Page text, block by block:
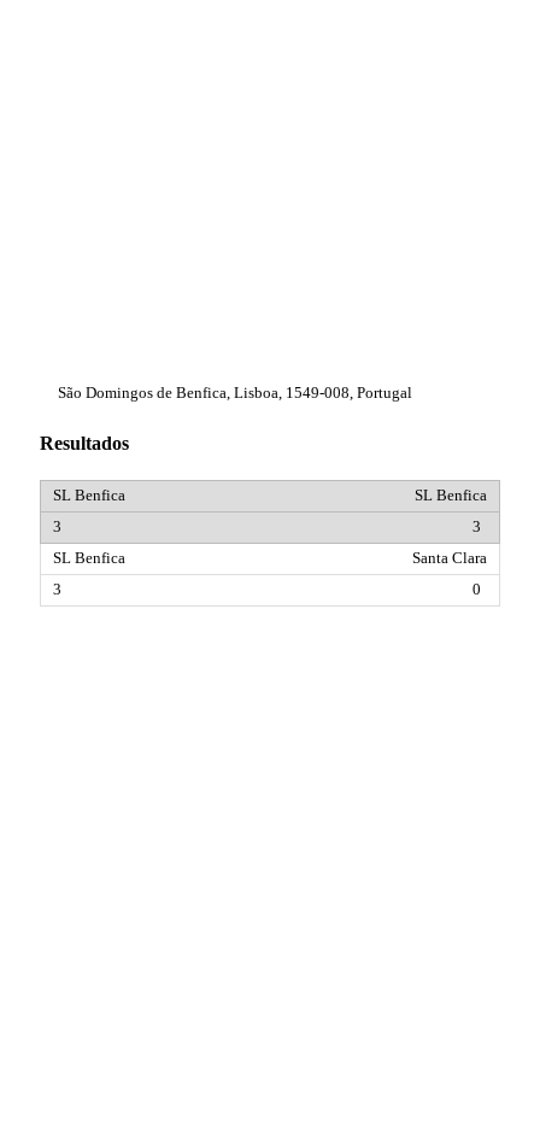
São Domingos de Benfica, Lisboa, 1549-008, Portugal
Resultados
SL Benfica
3
Santa Clara
0